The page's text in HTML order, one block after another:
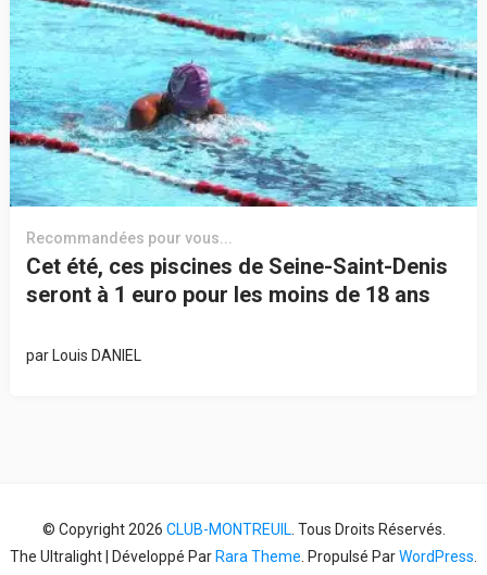
Recommandées pour vous...
Cet été, ces piscines de Seine-Saint-Denis
seront à 1 euro pour les moins de 18 ans
parLouis DANIEL
© Copyright 2026 CLUB-MONTREUIL . Tous Droits Réservés.
The Ultralight | Développé Par Rara Theme . Propulsé ParWordPress